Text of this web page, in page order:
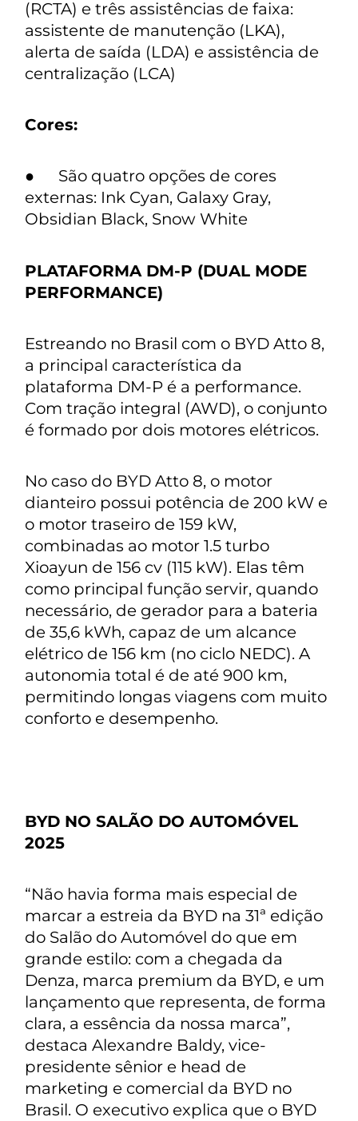
(RCTA) e três assistências de faixa:
assistente de manutenção (LKA),
alerta de saída (LDA) e assistência de
centralização (LCA)
Cores:
● São quatro opções de cores
externas: Ink Cyan, Galaxy Gray,
Obsidian Black, Snow White
PLATAFORMA DM-P (DUAL MODE
PERFORMANCE)
Estreando no Brasil com o BYD Atto 8,
a principal característica da
plataforma DM-P é a performance.
Com tração integral (AWD), o conjunto
é formado por dois motores elétricos.
No caso do BYD Atto 8, o motor
dianteiro possui potência de 200 kW e
o motor traseiro de 159 kW,
combinadas ao motor 1.5 turbo
Xioayun de 156 cv (115 kW). Elas têm
como principal função servir, quando
necessário, de gerador para a bateria
de 35,6 kWh, capaz de um alcance
elétrico de 156 km (no ciclo NEDC). A
autonomia total é de até 900 km,
permitindo longas viagens com muito
conforto e desempenho.
BYD NO SALÃO DO AUTOMÓVEL
2025
“Não havia forma mais especial de
marcar a estreia da BYD na 31ª edição
do Salão do Automóvel do que em
grande estilo: com a chegada da
Denza, marca premium da BYD, e um
lançamento que representa, de forma
clara, a essência da nossa marca”,
destaca Alexandre Baldy, vice-
presidente sênior e head de
marketing e comercial da BYD no
Brasil. O executivo explica que o BYD